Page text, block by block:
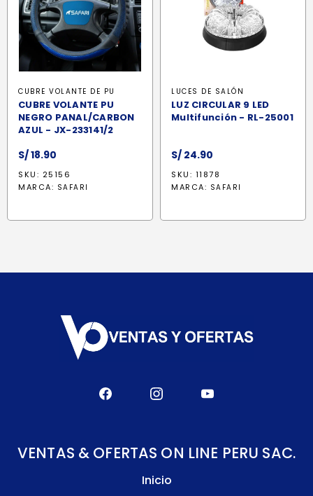
CUBRE VOLANTE DE PU
CUBRE VOLANTE PU
NEGRO PANAL/CARBON
AZUL - JX-233141/2
S/18.90
SKU: 25156
MARCA: SAFARI
LUCES DE SALÓN
LUZ CIRCULAR 9 LED
Multifunción - RL-25001
S/ 24.90
SKU: 11878
MARCA: SAFARI
VENTAS & OFERTAS ON LINE PERU SAC.
Inicio